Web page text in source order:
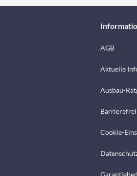
AGB
Aktuelle
Ausbau-
Cookie-